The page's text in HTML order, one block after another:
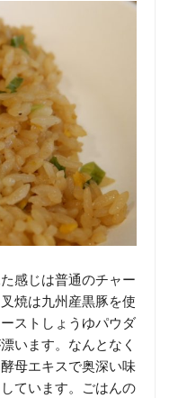
感じは普通のチャー
焼は九州産黒豚を使
ストしょうゆパウダ
います。なんとなく
母エキスで奥深い味
ています。ごはんの